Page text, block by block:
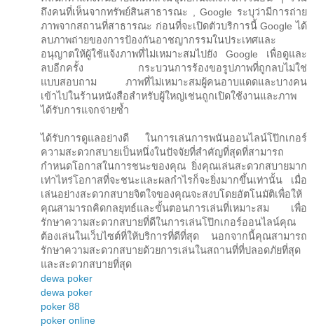
ถึงคนที่เห็นจากทรัพย์สินสาธารณะ , Google ระบุว่ามีการถ่าย
ภาพจากสถานที่สาธารณะ ก่อนที่จะเปิดตัวบริการนี้ Google ได้
ลบภาพถ่ายของการป้องกันอาชญากรรมในประเทศและ
อนุญาตให้ผู้ใช้แจ้งภาพที่ไม่เหมาะสมไปยัง Google เพื่อดูและ
ลบอีกครั้ง กระบวนการร้องขอรูปภาพที่ถูกลบไม่ใช่
แบบสอบถาม ภาพที่ไม่เหมาะสมผู้คนอาบแดดและบางคน
เข้าไปในร้านหนังสือสำหรับผู้ใหญ่เช่นถูกเปิดใช้งานและภาพ
ได้รับการแจกจ่ายซ้ำ
ได้รับการดูแลอย่างดี ในการเล่นการพนันออนไลน์โป๊กเกอร์
ความสะดวกสบายเป็นหนึ่งในปัจจัยที่สำคัญที่สุดที่สามารถ
กำหนดโอกาสในการชนะของคุณ ยิ่งคุณเล่นสะดวกสบายมาก
เท่าไหร่โอกาสที่จะชนะและผลกำไรก็จะยิ่งมากขึ้นเท่านั้น เมื่อ
เล่นอย่างสะดวกสบายจิตใจของคุณจะสงบโดยอัตโนมัติเพื่อให้
คุณสามารถคิดกลยุทธ์และขั้นตอนการเล่นที่เหมาะสม เพื่อ
รักษาความสะดวกสบายที่ดีในการเล่นโป๊กเกอร์ออนไลน์คุณ
ต้องเล่นในเว็บไซต์ที่ให้บริการที่ดีที่สุด นอกจากนี้คุณสามารถ
รักษาความสะดวกสบายด้วยการเล่นในสถานที่ที่ปลอดภัยที่สุด
และสะดวกสบายที่สุด
dewa poker
dewa poker
poker 88
poker online